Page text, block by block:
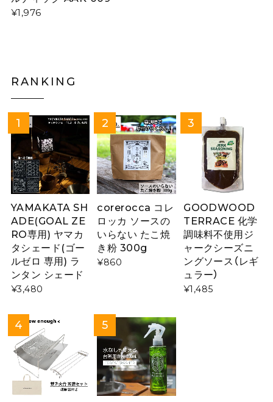
¥1,976
RANKING
YAMAKATA SH
ADE(GOAL ZE
RO専用) ヤマカ
タシェード(ゴー
ルゼロ 専用) ラ
ンタン シェード
¥3,480
corerocca コレ
ロッカ ソースの
いらない たこ焼
き粉 300g
¥860
GOODWOOD
TERRACE 化学
調味料不使用ジ
ャークシーズニ
ングソース（レギ
ュラー）
¥1,485